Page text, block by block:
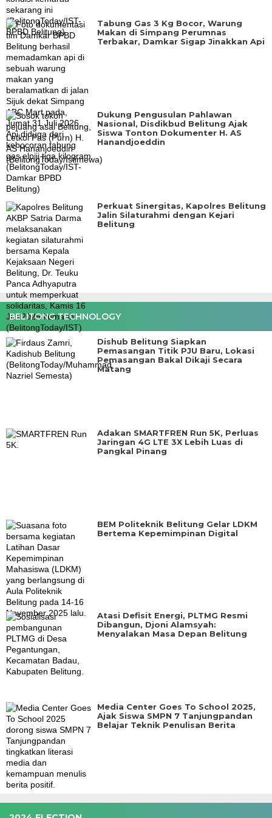
‎Tabung Gas 3 Kg Bocor, Warung
Makan di Simpang Perumnas
Terbakar, Damkar Sigap Jinakkan Api
‎Dukung Pengusulan Pahlawan
Nasional, Disdikbud Belitung Ajak
Siswa Tonton Dokumenter H. AS
Hanandjoeddin
‎Perkuat Sinergitas, Kapolres Belitung
Jalin Silaturahmi dengan Kejari
Belitung
BELITONG TECHNOLOGY
Dishub Belitung Siapkan
Pemasangan Titik PJU Baru, Lokasi
Pemasangan Bakal Dikaji Secara
Matang
Adakan SMARTFREN Run 5K, Perluas
Jaringan 4G LTE 3X Lebih Luas di
Pangkal Pinang
BEM Politeknik Belitung Gelar LDKM
Bertema Kepemimpinan Digital
Atasi Defisit Energi, PLTMG Resmi
Dibangun, Djoni Alamsyah:
Menyalakan Masa Depan Belitung
Media Center Goes To School 2025,
Ajak Siswa SMPN 7 Tanjungpandan
Belajar Teknik Penulisan Berita